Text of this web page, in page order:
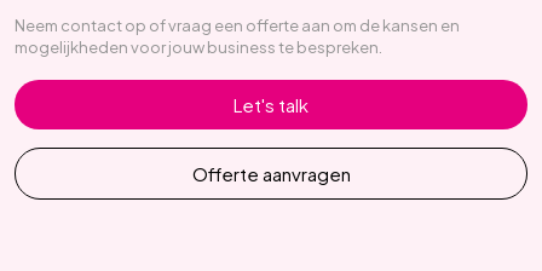
Neem contact op of vraag een offerte aan om de kansen en
mogelijkheden voor jouw business te bespreken.
Let's talk
Offerte aanvragen